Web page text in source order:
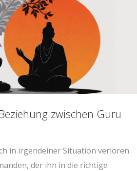
zwischen Guru
in irgendeiner Situation verloren
der ihn in die richtige